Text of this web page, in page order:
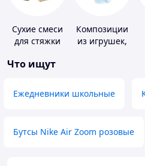
Сухие смеси
для стяжки
Композиции
из игрушек,
Что ищут
Ежедневники школьные
Бутсы Nike Air Zoom розовые